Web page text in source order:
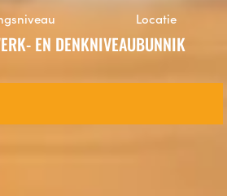
EN DENKNIVEAU
Locatie
BUNNIK